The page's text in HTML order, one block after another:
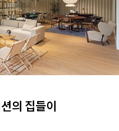
의 집들이